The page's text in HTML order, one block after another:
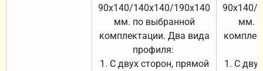
90х140/140х140/190х140
мм. по выбранной
комплектации. Два вида
профиля:
1. С двух сторон, прямой
90х140/
мм.
1. С